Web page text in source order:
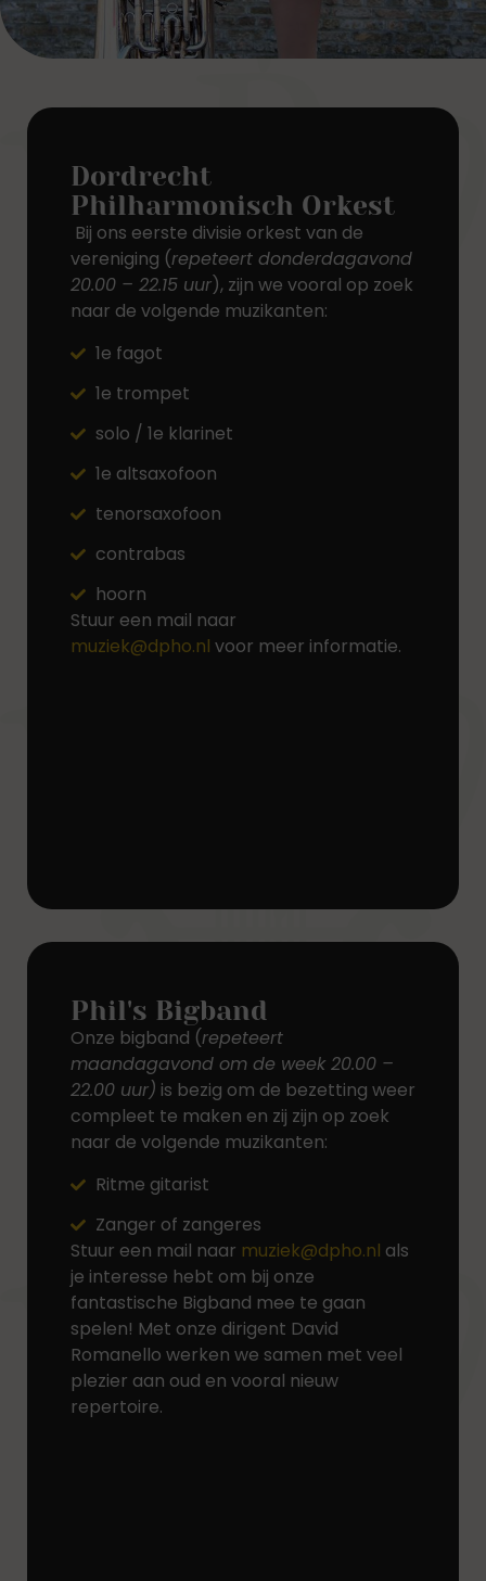
Dordrecht
Philharmonisch Orkest
Bij ons eerste divisie orkest van de
vereniging (repeteert donderdagavond
20.00 – 22.15 uur), zijn we vooral op zoek
naar de volgende muzikanten:
1e fagot
1e trompet
solo / 1e klarinet
1e altsaxofoon
tenorsaxofoon
contrabas
hoorn
Stuur een mail naar
muziek@dpho.nl voor meer informatie.
Phil's Bigband
Onze bigband (repeteert
maandagavond om de week 20.00 –
22.00 uur) is bezig om de bezetting weer
compleet te maken en zij zijn op zoek
naar de volgende muzikanten:
Ritme gitarist
Zanger of zangeres
Stuur een mail naar muziek@dpho.nl als
je interesse hebt om bij onze
fantastische Bigband mee te gaan
spelen! Met onze dirigent David
Romanello werken we samen met veel
plezier aan oud en vooral nieuw
repertoire.